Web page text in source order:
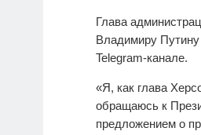
Глава
Владимиру
Telegram-канале.
«Я, как глава
обращаюсь к
предложением о